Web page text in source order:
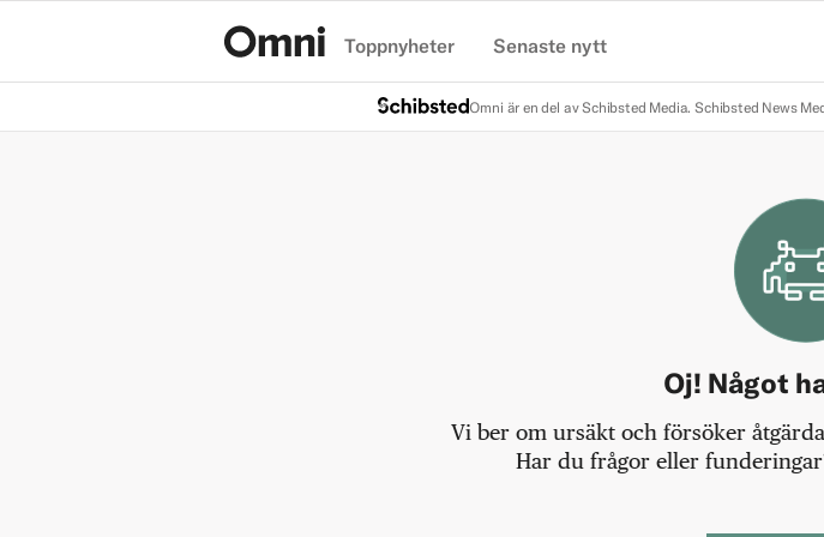
Toppnyheter Senaste nytt
Omni är en del av Schibsted Media. Schibsted News
Oj! Något
Vi ber om ursäkt och försöker
Har du frågor eller